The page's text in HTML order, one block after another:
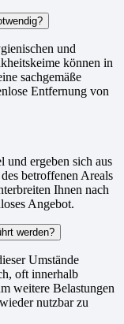
und
können in
sachgemäße
Entfernung von
ergeben sich aus
betroffenen Areals
Ihnen nach
Angebot.
werden?
Umstände
oft innerhalb
weitere Belastungen
nutzbar zu